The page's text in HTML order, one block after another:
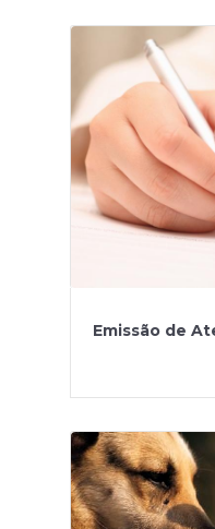
Emissão de